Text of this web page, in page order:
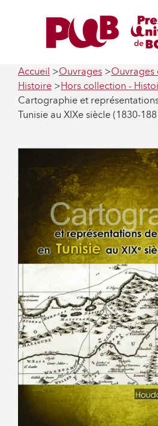
Accueil Ouvrages
Ouvrages
Histoire
Hors collection -
Cartographie et
Tunisie au XIXe siècle (1830-